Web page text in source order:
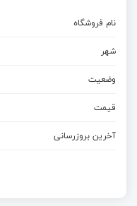
نام فروشگاه
شهر
وضعیت
قیمت
آخرین بروزرسانی